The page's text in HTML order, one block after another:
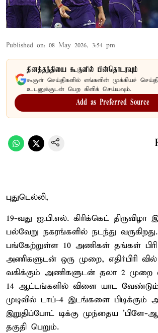
Published on: 08 May 2026, 3:54 pm
தினத்தந்தியை கூகுளில் பின்தொடரவும்
கூகுள் செய்திகளில் எங்களின் முக்கியச்
உடனுக்குடன் பெற கிளிக் செய்யவும்.
Add as Preferred Source
புதுடெல்லி,
19-வது ஐ.பி.எல். கிரிக்கெட் திருவிழா
பல்வேறு நகரங்களில் நடந்து
பங்கேற்றுள்ள 10 அணிகள் தங்கள்
அணிகளுடன் ஒரு முறை, எதிர்பிரி
வகிக்கும் அணிகளுடன் தலா 2
14 ஆட்டங்களில் விளை யாட வேண்டும்.
முடிவில் டாப்-4 இடங்களை பிடிக்கும்
இறுதிப்போட் டிக்கு முந்தைய 'பிளே-
தகுதி பெறும்.